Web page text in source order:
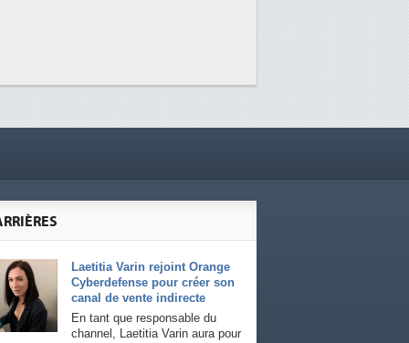
Laetitia Varin rejoint Orange
Cyberdefense pour créer son
canal de vente indirecte
En tant que responsable du
channel, Laetitia Varin aura pour